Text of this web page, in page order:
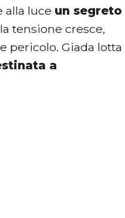
alla luce un segreto
tensione cresce,
pericolo. Giada lotta
a